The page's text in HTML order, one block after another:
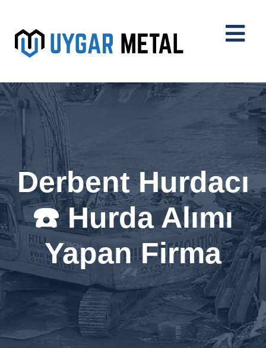
Derbent Hurdacı
☎️ Hurda Alımı
Yapan Firma